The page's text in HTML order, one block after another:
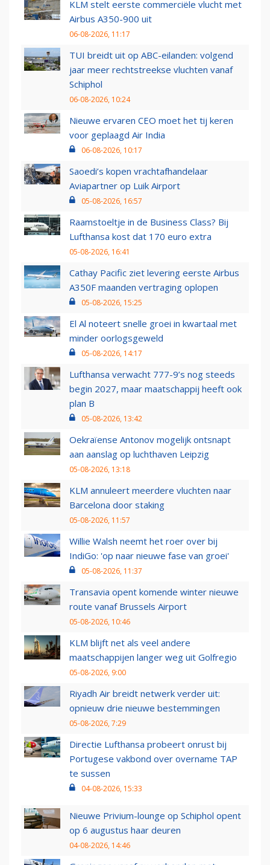
KLM stelt eerste commerciële vlucht met
Airbus A350-900 uit
06-08-2026, 11:17
TUI breidt uit op ABC-eilanden: volgend
jaar meer rechtstreekse vluchten vanaf
Schiphol
06-08-2026, 10:24
Nieuwe ervaren CEO moet het tij keren
voor geplaagd Air India
06-08-2026, 10:17
Saoedi’s kopen vrachtafhandelaar
Aviapartner op Luik Airport
05-08-2026, 16:57
Raamstoeltje in de Business Class? Bij
Lufthansa kost dat 170 euro extra
05-08-2026, 16:41
Cathay Pacific ziet levering eerste Airbus
A350F maanden vertraging oplopen
05-08-2026, 15:25
El Al noteert snelle groei in kwartaal met
minder oorlogsgeweld
05-08-2026, 14:17
Lufthansa verwacht 777-9’s nog steeds
begin 2027, maar maatschappij heeft ook
plan B
05-08-2026, 13:42
Oekraïense Antonov mogelijk ontsnapt
aan aanslag op luchthaven Leipzig
05-08-2026, 13:18
KLM annuleert meerdere vluchten naar
Barcelona door staking
05-08-2026, 11:57
Willie Walsh neemt het roer over bij
IndiGo: 'op naar nieuwe fase van groei'
05-08-2026, 11:37
Transavia opent komende winter nieuwe
route vanaf Brussels Airport
05-08-2026, 10:46
KLM blijft net als veel andere
maatschappijen langer weg uit Golfregio
05-08-2026, 9:00
Riyadh Air breidt netwerk verder uit:
opnieuw drie nieuwe bestemmingen
05-08-2026, 7:29
Directie Lufthansa probeert onrust bij
Portugese vakbond over overname TAP
te sussen
04-08-2026, 15:33
Nieuwe Privium-lounge op Schiphol opent
op 6 augustus haar deuren
04-08-2026, 14:46